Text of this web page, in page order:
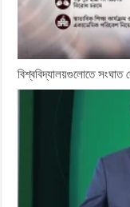
বিশ্ববিদ্যালয়গুলোতে